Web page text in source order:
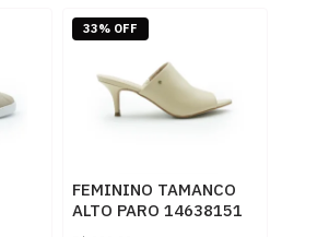
FEMININO TAMANCO
ALTO PARO 14638151
MAJESTIC PALHA
33% OFF